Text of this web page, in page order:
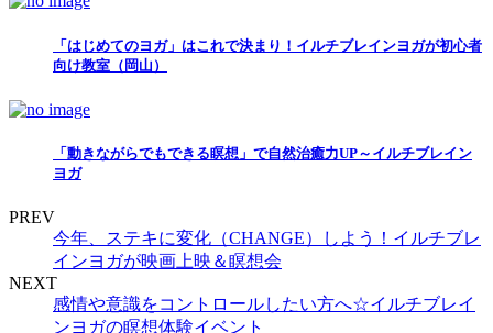
「はじめてのヨガ」はこれで決まり！イルチブレインヨガが初心者
向け教室（岡山）
「動きながらでもできる瞑想」で自然治癒力UP～イルチブレイン
ヨガ
PREV
今年、ステキに変化（CHANGE）しよう！イルチブレ
インヨガが映画上映＆瞑想会
NEXT
感情や意識をコントロールしたい方へ☆イルチブレイ
ンヨガの瞑想体験イベント